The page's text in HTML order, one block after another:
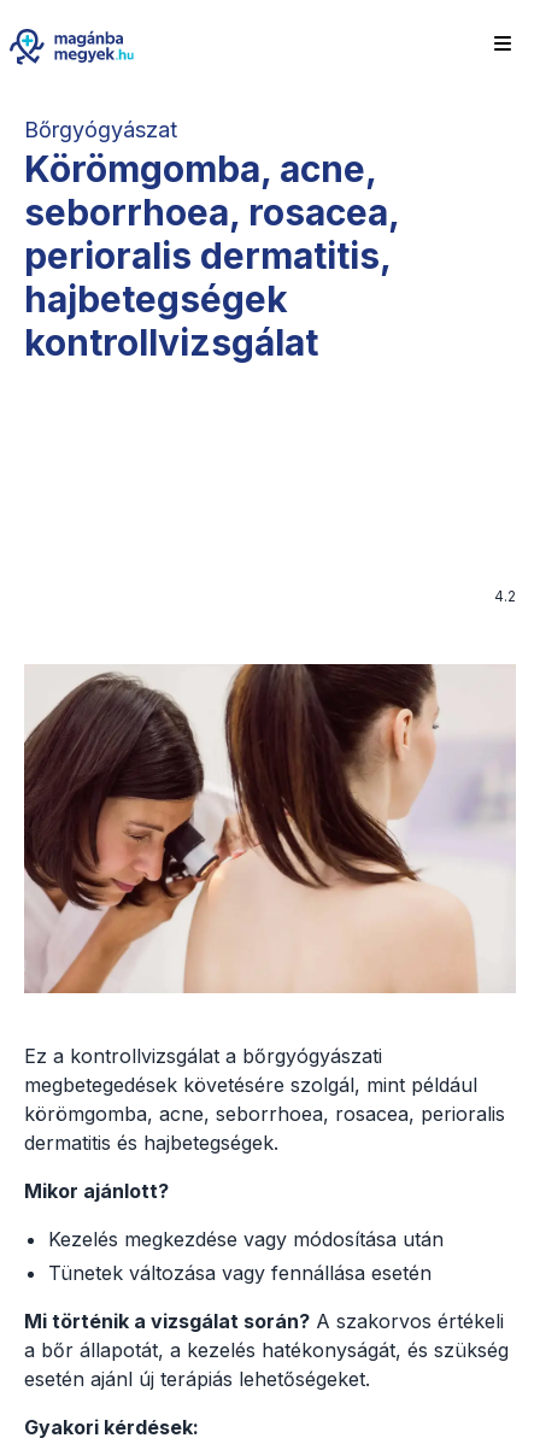
Bőrgyógyászat
Körömgomba, acne,
seborrhoea, rosacea,
perioralis dermatitis,
hajbetegségek
kontrollvizsgálat
4.2
Ez a kontrollvizsgálat a bőrgyógyászati
megbetegedések követésére szolgál, mint például
körömgomba, acne, seborrhoea, rosacea, perioralis
dermatitis és hajbetegségek.
Mikor ajánlott?
Kezelés megkezdése vagy módosítása után
Tünetek változása vagy fennállása esetén
Mi történik a vizsgálat során? A szakorvos értékeli
a bőr állapotát, a kezelés hatékonyságát, és szükség
esetén ajánl új terápiás lehetőségeket.
Gyakori kérdések: